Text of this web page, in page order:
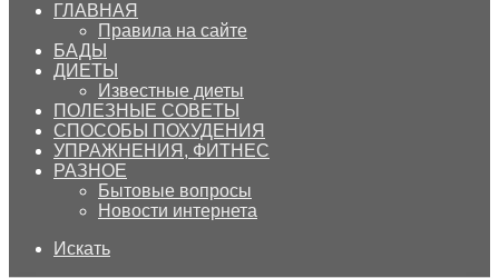
ГЛАВНАЯ
Правила на сайте
БАДЫ
ДИЕТЫ
Известные диеты
ПОЛЕЗНЫЕ СОВЕТЫ
СПОСОБЫ ПОХУДЕНИЯ
УПРАЖНЕНИЯ, ФИТНЕС
РАЗНОЕ
Бытовые вопросы
Новости интернета
Искать